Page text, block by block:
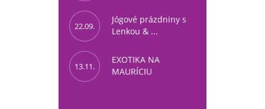
22.09.
Jógové prázdniny s
Lenkou & ...
13.11.
EXOTIKA NA
MAURÍCIU